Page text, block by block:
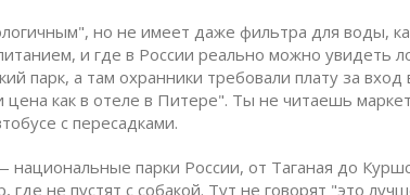
но не имеет даже фильтра для воды,
, и где в России реально можно увидеть
парк, а там охранники требовали плату за вход
цена как в отеле в Питере". Ты не читаешь
с пересадками.
национальные парки России, от Таганая до
где не пустят с собакой. Тут не говорят "это